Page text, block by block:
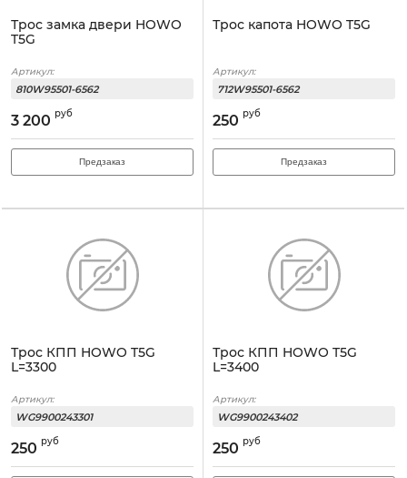
Трос замка двери HOWO
T5G
Артикул:
810W95501-6562
3 200 руб
Предзаказ
Трос капота HOWO T5G
Артикул:
712W95501-6562
250 руб
Предзаказ
Трос КПП HOWO T5G
L=3300
Артикул:
WG9900243301
250 руб
Трос КПП HOWO T5G
L=3400
Артикул:
WG9900243402
250 руб